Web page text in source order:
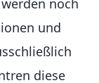
und
diese